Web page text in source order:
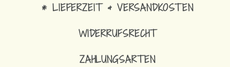
* LIEFERZEIT & VERSANDKOSTEN
WIDERRUFSRECHT
ZAHLUNGSARTEN